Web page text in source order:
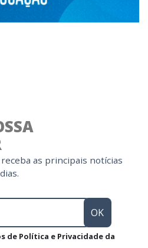
as principais notícias
de Política e Privacidade da